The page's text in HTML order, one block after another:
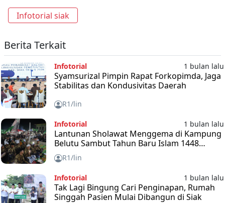
Infotorial siak
Berita Terkait
Infotorial 1 bulan lalu
Syamsurizal Pimpin Rapat Forkopimda, Jaga
Stabilitas dan Kondusivitas Daerah
R1/lin
Infotorial 1 bulan lalu
Lantunan Sholawat Menggema di Kampung
Belutu Sambut Tahun Baru Islam 1448
Hijriah
R1/lin
Infotorial 1 bulan lalu
Tak Lagi Bingung Cari Penginapan, Rumah
Singgah Pasien Mulai Dibangun di Siak